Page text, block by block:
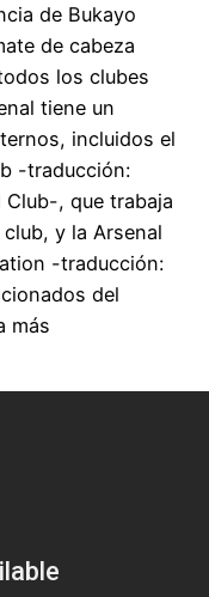
de Bukayo
de cabeza
los clubes
tiene un
incluidos el
-traducción:
, que trabaja
y la Arsenal
-traducción:
del
más